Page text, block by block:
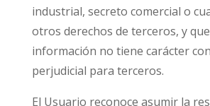
industrial, secreto comercial o
otros derechos de terceros, y
información no tiene carácter
perjudicial para terceros.
El Usuario reconoce asumir la